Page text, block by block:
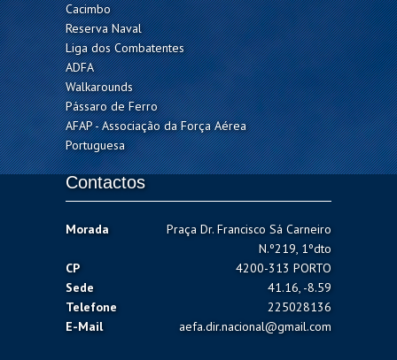
Cacimbo
Reserva Naval
Liga dos Combatentes
ADFA
Walkarounds
Pássaro de Ferro
AFAP - Associação da Força Aérea
Portuguesa
Contactos
Morada
Praça Dr. Francisco Sá Carneiro
N.º219, 1ºdto
CP
4200-313 PORTO
Sede
41.16, -8.59
Telefone
225028136
E-Mail
aefa.dir.nacional@gmail.com